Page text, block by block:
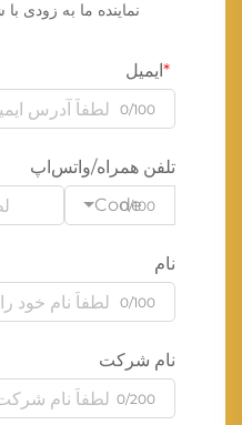
نماینده ما به زودی
ایمیل
0/100
تلفن همراه/واتس‌اپ
Code
0/100
نام
0/100
نام شرکت
0/200